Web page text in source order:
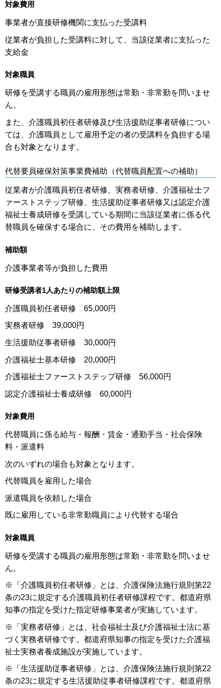
対象費用
事業者が直接研修機関に支払った受講料
従業者が負担した受講料に対して、当該従業者に支払った
支給金
対象職員
研修を受講する職員の雇用形態は常勤・非常勤を問いませ
ん。
また、介護職員初任者研修及び生活援助従事者研修につい
ては、介護職員として雇用予定の者の受講料を負担する場
合も対象となります。
代替要員確保対策事業費補助（代替職員配置への補助）
従業者が介護職員初任者研修、実務者研修、介護福祉士フ
ァーストステップ研修、生活援助従事者研修又は認定介護
福祉士養成研修を受講している期間に当該従業者に係る代
替職員を確保する場合に、その費用を補助します。
補助額
介護事業者等が負担した費用
研修受講者1人あたりの補助額上限
介護職員初任者研修 65,000円
実務者研修 39,000円
生活援助従事者研修 30,000円
介護福祉士基本研修 20,000円
介護福祉士ファーストステップ研修 56,000円
認定介護福祉士養成研修 60,000円
対象費用
代替職員に係る給与・報酬・賃金・通勤手当・社会保険
料・派遣料
次のいずれの場合も対象となります。
代替職員を雇用した場合
派遣職員を依頼した場合
既に雇用している非常勤職員により代替する場合
対象職員
研修を受講する職員の雇用形態は常勤・非常勤を問いませ
ん。
※「介護職員初任者研修」とは、介護保険法施行規則第22
条の23に規定する介護職員初任者研修課程です。都道府県
知事の指定を受けた指定研修事業者が実施しています。
※「実務者研修」とは、社会福祉士及び介護福祉士法に基
づく実務者研修です。都道府県知事の指定を受けた介護福
祉士実務者養成施設が実施しています。
※「生活援助従事者研修」とは、介護保険法施行規則第22
条の23に規定する生活援助従事者研修課程です。都道府県